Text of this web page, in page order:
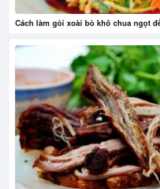
Cách làm gỏi xoài bò khô chua ngọt